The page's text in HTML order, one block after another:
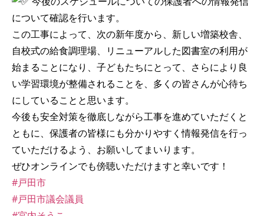
について確認を行います。
この工事によって、次の新年度から、新しい増築校舎、
自校式の給食調理場、リニューアルした図書室の利用が
始まることになり、子どもたちにとって、さらにより良
い学習環境が整備されることを、多くの皆さんが心待ち
にしていることと思います。
今後も安全対策を徹底しながら工事を進めていただくと
ともに、保護者の皆様にも分かりやすく情報発信を行っ
ていただけるよう、お願いしてまいります。
ぜひオンラインでも傍聴いただけますと幸いです！
#戸田市
#戸田市議会議員